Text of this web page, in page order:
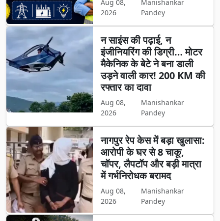
Aug 08,
2026
Manishankar
Pandey
न साइंस की पढ़ाई, न
इंजीनियरिंग की डिग्री… मोटर
मैकेनिक के बेटे ने बना डाली
उड़ने वाली कार! 200 KM की
रफ्तार का दावा
Aug 08,
2026
Manishankar
Pandey
नागपुर रेप केस में बड़ा खुलासा:
आरोपी के घर से 8 चाकू,
चॉपर, लैपटॉप और बड़ी मात्रा
में गर्भनिरोधक बरामद
Aug 08,
2026
Manishankar
Pandey